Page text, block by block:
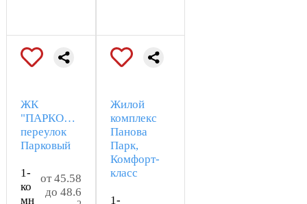
ЖК
"ПАРКОВЫЙ",
переулок
Парковый
1-
ко
мн
от 45.58
до 48.6
Жилой
комплекс
Панова
Парк,
Комфорт-
класс
1-